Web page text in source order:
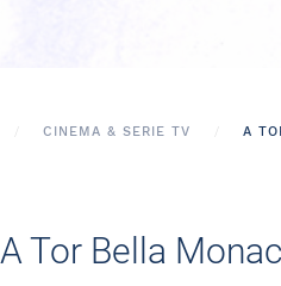
CINEMA & SERIE TV A
A Tor Bella